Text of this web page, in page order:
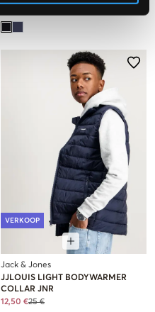
VERKOOP
Jack & Jones
JJLOUIS LIGHT BODYWARMER
COLLAR JNR
12,50 €25 €